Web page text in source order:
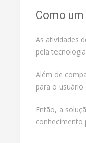
Como
As atividades
pela
Além de
para o
Então, a
conhecimento